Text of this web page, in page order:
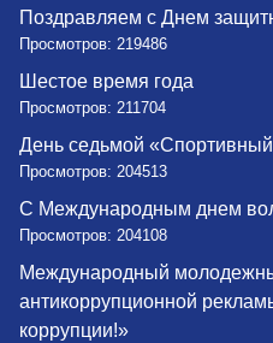
Поздравляем с Днем
Просмотров: 219486
Шестое время года
Просмотров: 211704
День седьмой
Просмотров: 204513
С Международным днем
Просмотров: 204108
Международный
антикоррупционной
коррупции!»